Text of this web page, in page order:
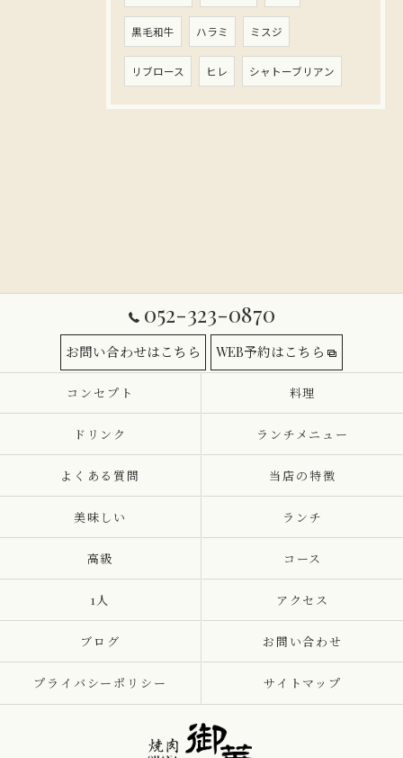
黒毛和牛 ハラミ ミスジ
リブロース ヒレ シャトーブリアン
052-323-0870
お問い合わせはこちら WEB予約はこちら
コンセプト 料理
ドリンク ランチメニュー
よくある質問 当店の特徴
美味しい ランチ
高級 コース
1人 アクセス
ブログ お問い合わせ
プライバシーポリシー サイトマップ